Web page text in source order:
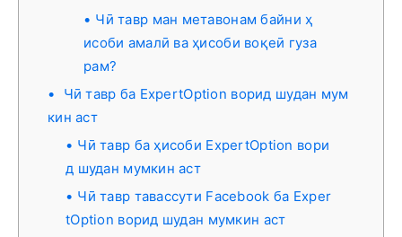
Чӣ тавр ман метавонам байни ҳ
исоби амалӣ ва ҳисоби воқеӣ гуза
рам?
Чӣ тавр ба ExpertOption ворид шудан мум
кин аст
Чӣ тавр ба ҳисоби ExpertOption вори
д шудан мумкин аст
Чӣ тавр тавассути Facebook ба Exper
tOption ворид шудан мумкин аст